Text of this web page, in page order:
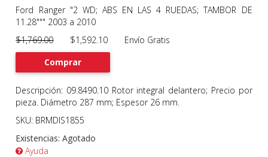
Previous
Ford Ranger "2 WD; ABS EN LAS 4 RUEDAS; TAMBOR DE
11.28""" 2003 a 2010
$1,769.00$1,592.10 Envío Gratis
Comprar
Descripción: 09.8490.10 Rotor integral delantero; Precio por
pieza. Diámetro 287 mm; Espesor 26 mm.
SKU: BRMDIS1855
Existencias:Agotado
Ayuda